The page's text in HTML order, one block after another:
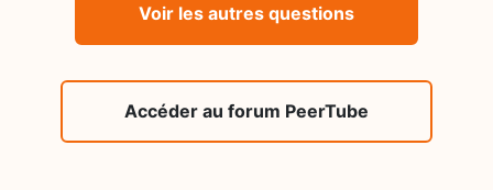
Voir les autres questions
Accéder au forum PeerTube